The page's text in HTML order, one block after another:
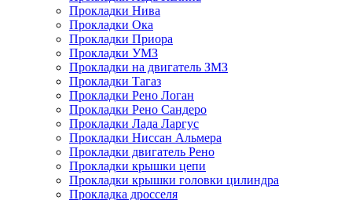
Прокладки Нива
Прокладки Ока
Прокладки Приора
Прокладки УМЗ
Прокладки на двигатель ЗМЗ
Прокладки Тагаз
Прокладки Рено Логан
Прокладки Рено Сандеро
Прокладки Лада Ларгус
Прокладки Ниссан Альмера
Прокладки двигатель Рено
Прокладки крышки цепи
Прокладки крышки головки цилиндра
Прокладка дросселя